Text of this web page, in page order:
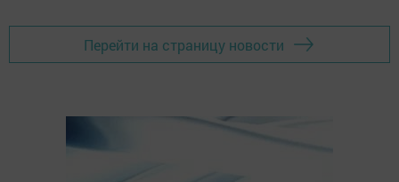
Перейти на страницу новости